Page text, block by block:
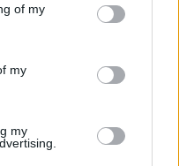
of my
my
my
esboços
estreia